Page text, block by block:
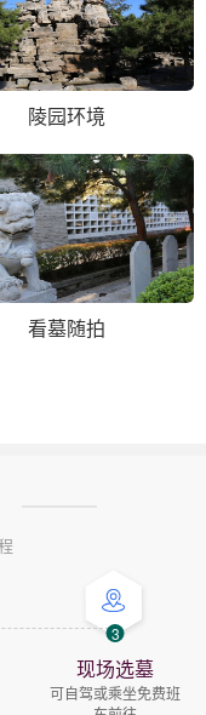
陵园环境
看墓随拍
3
现场选墓
可自驾或乘坐免费班